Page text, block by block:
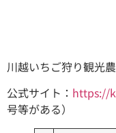
川越いちご狩り観光農
公式サイト： https://
号等がある）